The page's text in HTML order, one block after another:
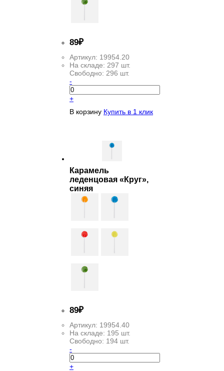
89₽
Артикул: 19954.20
На складе: 297 шт.
Свободно: 296 шт.
-
+
В корзину Купить в 1 клик
Карамель
леденцовая «Круг»,
синяя
89₽
Артикул: 19954.40
На складе: 195 шт.
Свободно: 194 шт.
-
+